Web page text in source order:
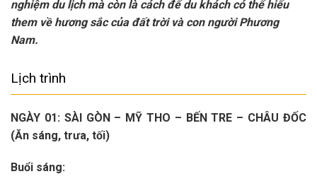
nghiệm du lịch mà còn là cách để du khách có thể hiểu
them về hương sắc của đất trời và con người Phương
Nam.
Lịch trình
NGÀY 01: SÀI GÒN – MỸ THO – BẾN TRE – CHÂU ĐỐC
(Ăn sáng, trưa, tối)
Buổi sáng: